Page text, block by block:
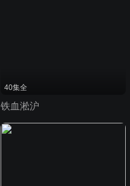
40集全
铁血淞沪